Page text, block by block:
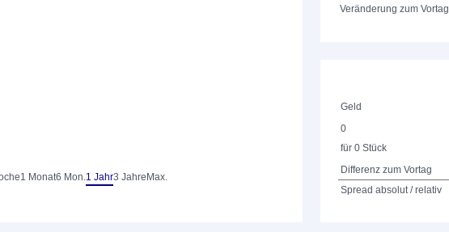
1 Monat6 Mon.1 Jahr3 Jahre Max.
Veränderung zum Vortag
Geld
0
für 0 Stück
Differenz zum Vortag
Spread absolut / relativ